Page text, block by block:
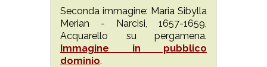
Seconda immagine: Maria Sibylla
Merian - Narcisi, 1657-1659,
Acquarello su pergamena.
Immagine in pubblico
dominio.